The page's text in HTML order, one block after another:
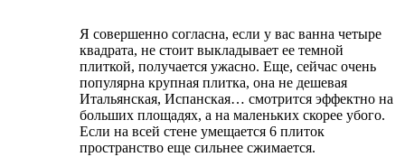
Я совершенно согласна, если у вас ванна четыре
квадрата, не стоит выкладывает ее темной
плиткой, получается ужасно. Еще, сейчас очень
популярна крупная плитка, она не дешевая
Итальянская, Испанская… смотрится эффектно на
больших площадях, а на маленьких скорее убого.
Если на всей стене умещается 6 плиток
пространство еще сильнее сжимается.